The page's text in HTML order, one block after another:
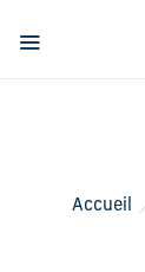
Accueil
Panneau de